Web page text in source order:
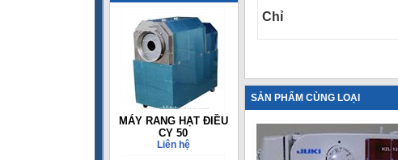
MÁY RANG HẠT ĐIỀU
CY 50
Liên hệ
Chỉ
SẢN PHẨM CÙNG LOẠI